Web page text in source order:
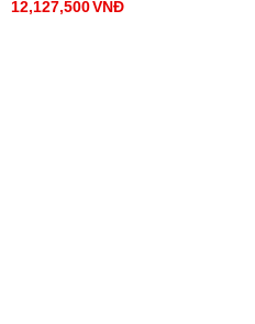
12,127,500VNĐ